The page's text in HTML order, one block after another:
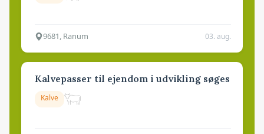
9681, Ranum 03. aug.
Kalvepasser til ejendom i udvikling søges
Kalve